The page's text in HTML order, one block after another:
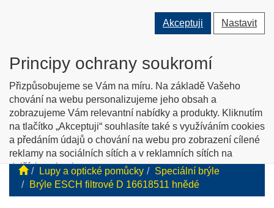
Akceptuji Nastavit
Principy ochrany soukromí
Přizpůsobujeme se Vám na míru. Na základě Vašeho
chování na webu personalizujeme jeho obsah a
zobrazujeme Vám relevantní nabídky a produkty. Kliknutím
na tlačítko „Akceptuji“ souhlasíte také s využíváním cookies
a předáním údajů o chování na webu pro zobrazení cílené
reklamy na sociálních sítích a v reklamních sítích na
dalších webech.
Personalizaci a cílenou reklamu si můžete podrobněji
Přepnout
uživatele
Přepnout
vyhledávání
O nás Kontakty Jak nakupovat Katalog zboží
English info
Tyflopomůcky
Prodej zboží pro zrakově postižené
Lupy a optické pomůcky
Speciální brýle
Brýle ESCH filtrové D 16618511 hnědé